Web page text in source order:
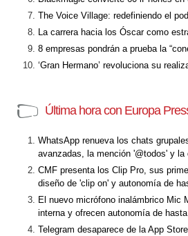
The Voice Village: redefiniendo el
La carrera hacia los Óscar como
8 empresas pondrán a prueba la
‘Gran Hermano’ revoluciona su
Última hora con Europa
WhatsApp renueva los chats
avanzadas, la mención '@todos' y la
CMF presenta los Clip Pro, sus
diseño de 'clip on' y autonomía de
El nuevo micrófono inalámbrico Mic
interna y ofrecen autonomía de
Telegram desaparece de la App